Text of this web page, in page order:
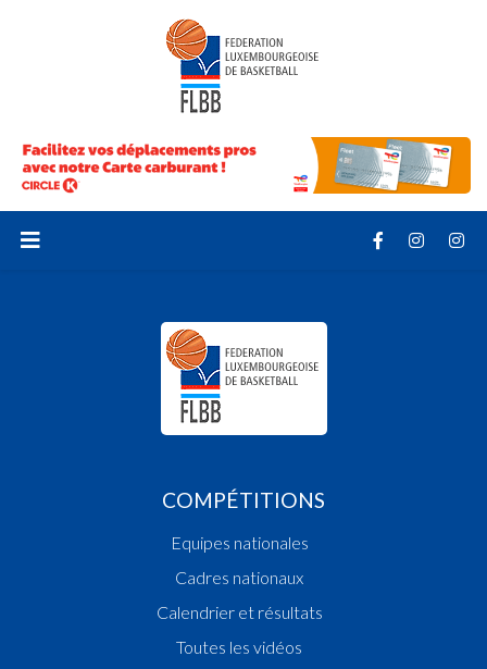
COMPÉTITIONS
Equipes nationales
Cadres nationaux
Calendrier et résultats
Toutes les vidéos